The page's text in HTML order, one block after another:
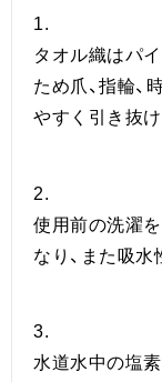
1.
タオル織はパ
ため爪、指輪
やすく引き抜
2.
使用前の洗濯
なり、また吸水
3.
水道水中の塩